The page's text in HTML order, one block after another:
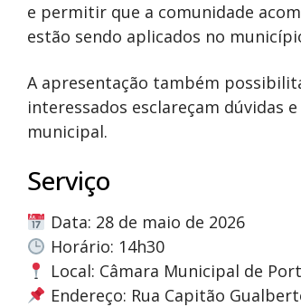
e permitir que a comunidade
estão sendo aplicados no
A apresentação também
interessados esclareçam dúvidas
municipal.
Serviço
Data: 28 de maio de 2026
Horário: 14h30
Local: Câmara Municipal de
Endereço: Rua Capitão